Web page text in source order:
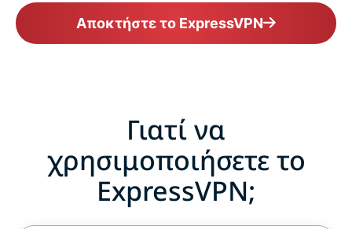
Αποκτήστε το ExpressVPN
Γιατί να
χρησιμοποιήσετε το
ExpressVPN;